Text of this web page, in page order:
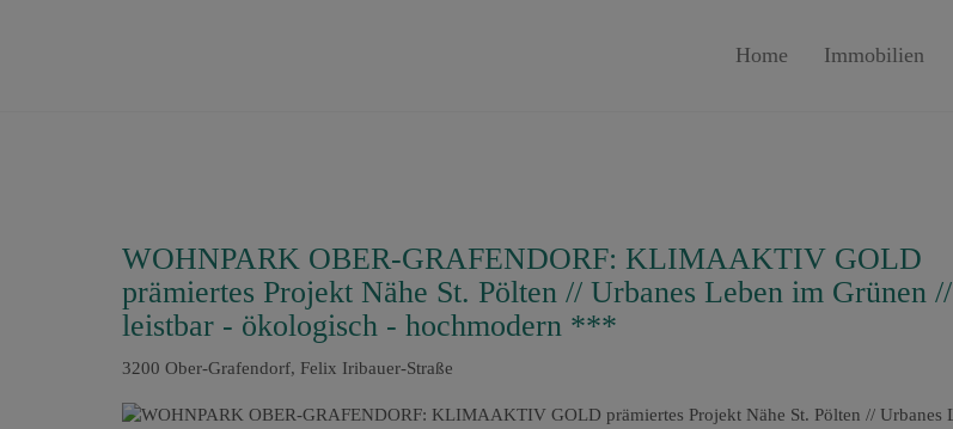
Home Immobilien
WOHNPARK OBER-GRAFENDORF: KLIMAAKTIV GOLD
prämiertes Projekt Nähe St. Pölten // Urbanes Leben im Grünen //
leistbar - ökologisch - hochmodern ***
3200 Ober-Grafendorf, Felix Iribauer-Straße